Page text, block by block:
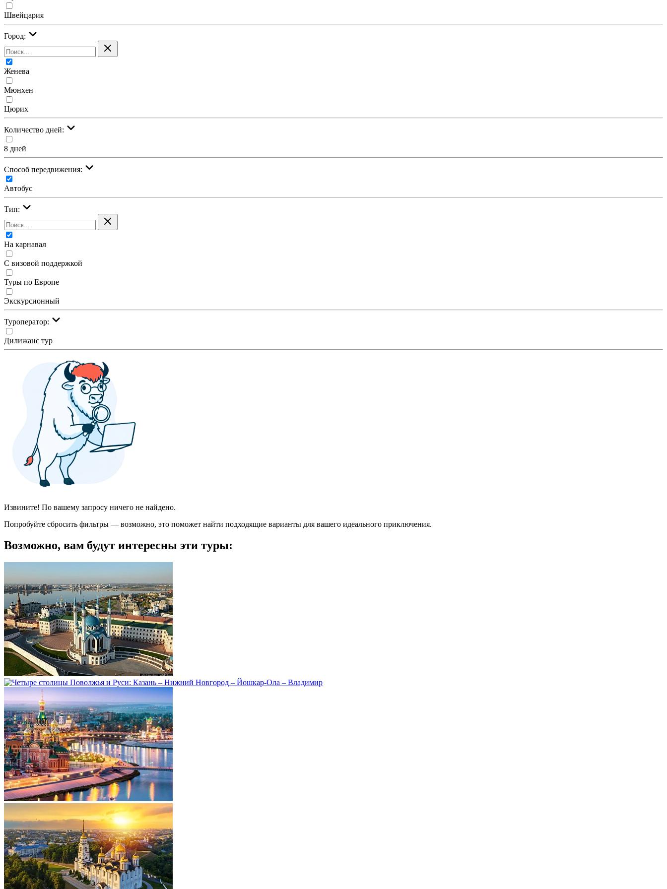
Швейцария
Город:
Женева
Мюнхен
Цюрих
Количество дней:
8 дней
Cпособ передвижения:
Автобус
Тип:
На карнавал
С визовой поддержкой
Туры по Европе
Экскурсионный
Туроператор:
Дилижанс тур
Извините! По вашему запросу ничего не найдено.
Попробуйте сбросить фильтры — возможно, это поможет найти подходящие варианты для вашего идеального приключения.
Возможно, вам будут интересны эти туры: